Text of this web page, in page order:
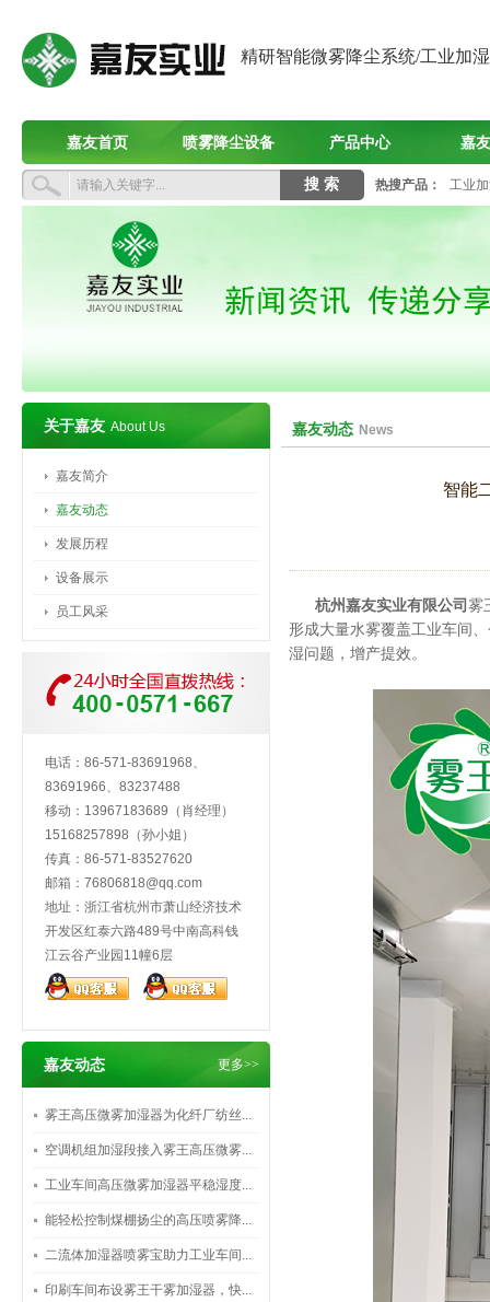
精研智能微雾降尘系统/工业加
嘉友首页 喷雾降尘设备 产品中心 嘉
热搜产品： 工业
关于嘉友 About Us
嘉友简介
嘉友动态
发展历程
设备展示
员工风采
电话：86-571-83691968、
83691966、83237488
移动：13967183689（肖经理）
15168257898（孙小姐）
传真：86-571-83527620
邮箱： 76806818@qq.com
地址：浙江省杭州市萧山经济技术
开发区红泰六路489号中南高科钱
江云谷产业园11幢6层
嘉友动态 更多>>
雾王高压微雾加湿器为化纤厂纺丝...
空调机组加湿段接入雾王高压微雾...
工业车间高压微雾加湿器平稳湿度...
能轻松控制煤棚扬尘的高压喷雾降...
二流体加湿器喷雾宝助力工业车间...
印刷车间布设雾王干雾加湿器，快...
嘉友动态 News
智能
杭州嘉友实业有限公司雾
形成大量水雾覆盖工业车间
湿问题，增产提效。